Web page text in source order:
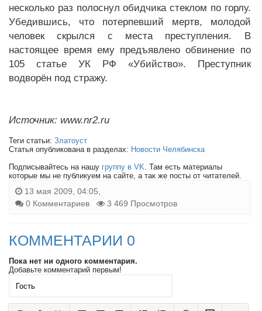
несколько раз полоснул обидчика стеклом по горлу.
Убедившись, что потерпевший мертв, молодой
человек скрылся с места преступления. В
настоящее время ему предъявлено обвинение по
105 статье УК РФ «Убийство». Преступник
водворён под стражу.
Источник: www.nr2.ru
Теги статьи: Златоуст
Статья опубликована в разделах: Новости Челябинска
Подписывайтесь на нашу группу в VK. Там есть материалы
которые мы не публикуем на сайте, а так же посты от читателей.
13 мая 2009, 04:05,
0 Комментариев
3 469 Просмотров
КОММЕНТАРИИ 0
Пока нет ни одного комментария.
Добавьте комментарий первым!